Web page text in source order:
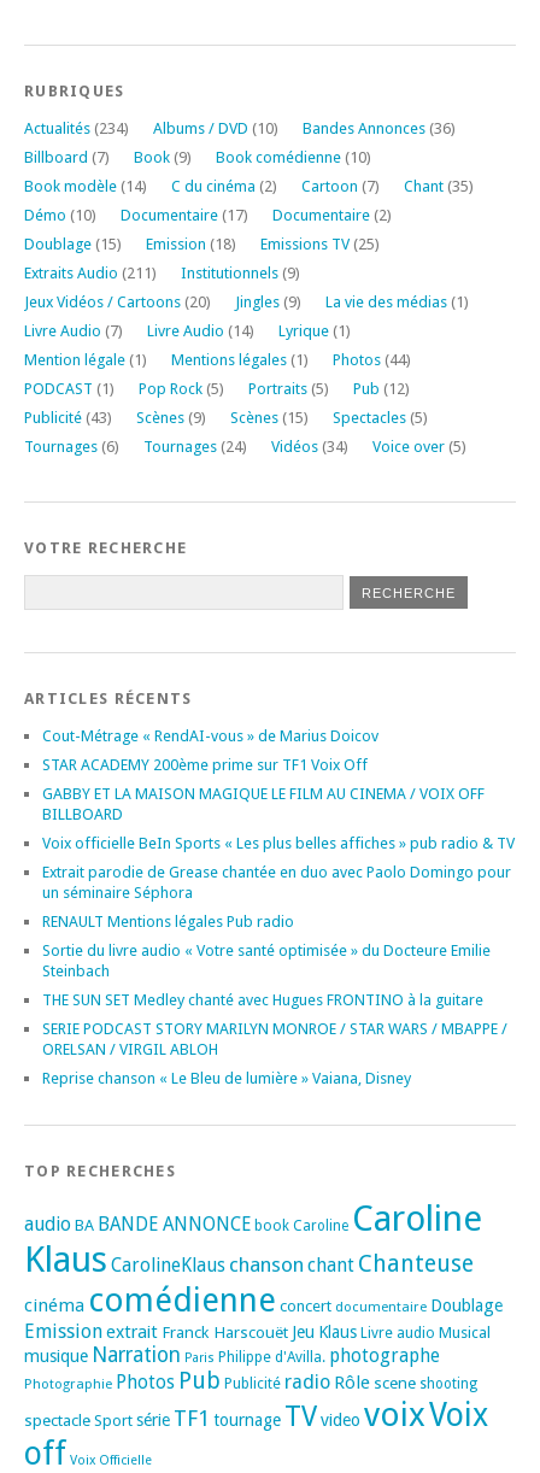
RUBRIQUES
Actualités (234) Albums / DVD (10) Bandes Annonces (36)
Billboard (7) Book (9) Book comédienne (10)
Book modèle (14) C du cinéma (2) Cartoon (7) Chant (35)
Démo (10) Documentaire (17) Documentaire (2)
Doublage (15) Emission (18) Emissions TV(25)
Extraits Audio (211) Institutionnels (9)
Jeux Vidéos / Cartoons (20) Jingles (9) La vie des médias (1)
Livre Audio (7) Livre Audio (14) Lyrique (1)
Mention légale (1) Mentions légales (1) Photos (44)
PODCAST (1) Pop Rock (5) Portraits (5) Pub (12)
Publicité (43) Scènes (9) Scènes (15) Spectacles (5)
Tournages (6) Tournages (24) Vidéos (34) Voice over (5)
VOTRE RECHERCHE
ARTICLES RÉCENTS
Cout-Métrage « RendAI-vous » de Marius Doicov
STAR ACADEMY 200ème prime sur TF1 Voix Off
GABBY ET LA MAISON MAGIQUE LE FILM AU CINEMA / VOIX OFF
BILLBOARD
Voix officielle BeIn Sports « Les plus belles affiches » pub radio & TV
Extrait parodie de Grease chantée en duo avec Paolo Domingo pour
un séminaire Séphora
RENAULT Mentions légales Pub radio
Sortie du livre audio « Votre santé optimisée » du Docteure Emilie
Steinbach
THE SUN SET Medley chanté avec Hugues FRONTINO à la guitare
SERIE PODCAST STORY MARILYN MONROE / STAR WARS / MBAPPE /
ORELSAN / VIRGIL ABLOH
Reprise chanson « Le Bleu de lumière » Vaiana, Disney
TOP RECHERCHES
audio BA BANDE ANNONCE book Caroline Caroline
Klaus CarolineKlaus chanson chant Chanteuse
cinéma comédienne concert documentaire Doublage
Emissionextrait Franck Harscouët Jeu Klaus Livre audio Musical
musique Narration Paris Philippe d'Avilla. photographe
Photographie Photos Pub Publicité radio Rôle scene shooting
spectacle Sport série TF1 tournage TVvideo voixVoix
off Voix Officielle